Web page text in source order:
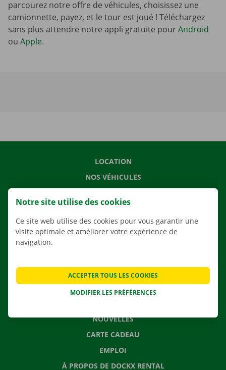
parcourez notre offre de véhicules, choisissez une
camionnette, payez, et le tour est joué ! Téléchargez
sans plus attendre notre appli gratuite pourAndroid
ou Apple.
LOCATION
NOS VÉHICULES
AGENCES
APPLI
CONTACTEZ NOUS
NOUVELLES
CARTE CADEAU
EMPLOI
À PROPOS DE DOCKX RENTAL
Notre site utilise des cookies
Ce site web utilise des cookies pour vous garantir une
visite optimale et améliorer votre expérience de
navigation.
MODIFIER LES PRÉFÉRENCES
ACCEPTER TOUS LES COOKIES